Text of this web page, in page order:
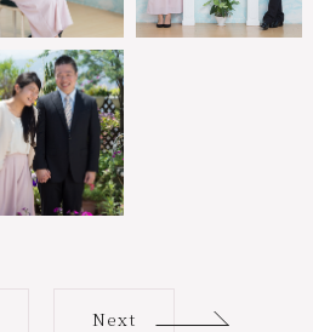
Next